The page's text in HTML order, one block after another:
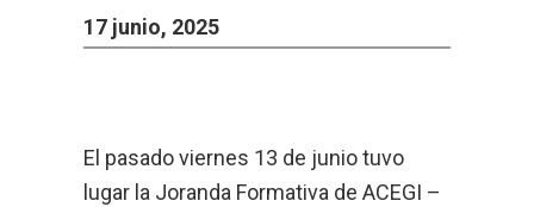
17 junio, 2025
El pasado viernes 13 de junio tuvo
lugar la Joranda Formativa de ACEGI –